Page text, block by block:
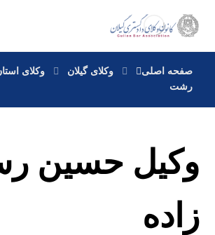
صفحه اصلی وکلای گیلان وکلای
رشت
وکیل حسین
زاده